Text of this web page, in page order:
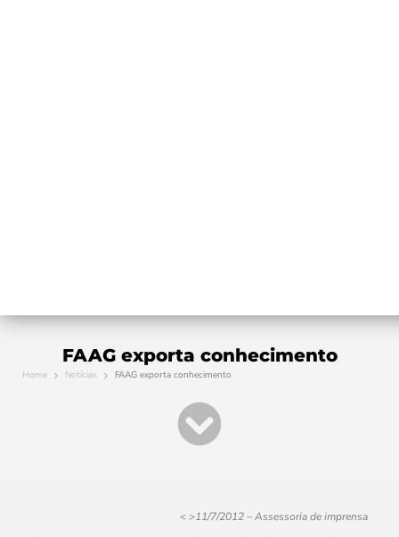
FAAG exporta conhecimento
Home Notícias FAAG exporta conhecimento
< >11/7/2012 – Assessoria de imprensa